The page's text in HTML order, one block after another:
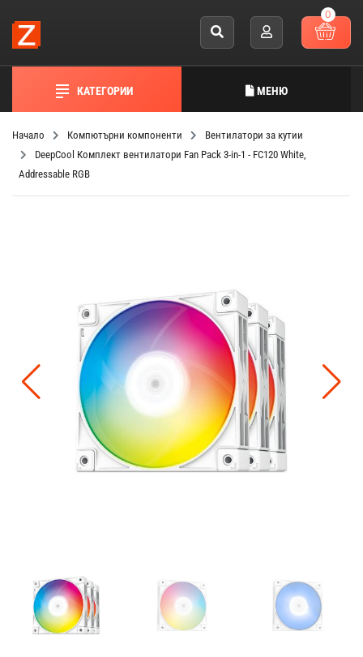
0
КАТЕГОРИИ МЕНЮ
Начало Компютърни компоненти
Вентилатори за кутии
DeepCool Комплект вентилатори Fan Pack 3-in-1 - FC120 White,
Addressable RGB